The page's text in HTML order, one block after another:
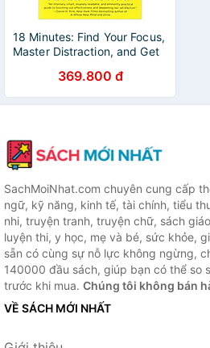
18 Minutes: Find Your Focus,
Master Distraction, and Get
369.800 đ
SachMoiNhat.com chuyên cung cấp
ngữ, kỹ năng, kinh tế, tài chính, tiểu
nhi, truyện tranh, truyện chữ, sách
luyện thi, y học, mẹ và bé, sức khỏe,
sẵn có cùng sự nỗ lực không ngừng,
140000 đầu sách, giúp bạn có thể so
trước khi mua. Chúng tôi không bán
VỀ SÁCH MỚI NHẤT